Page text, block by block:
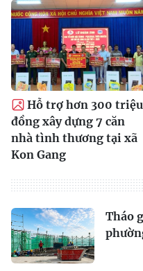
Hỗ trợ hơn 300 triệu
đồng xây dựng 7 căn
nhà tình thương tại xã
Kon Gang
Tháo